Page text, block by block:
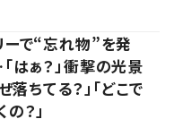
ーで“忘れ物”を発
はぁ？」衝撃の光景
落ちてる？」「どこで
？」